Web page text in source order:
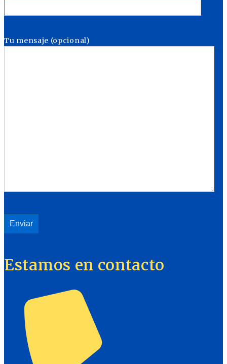
Tu mensaje (opcional)
Estamos en contacto